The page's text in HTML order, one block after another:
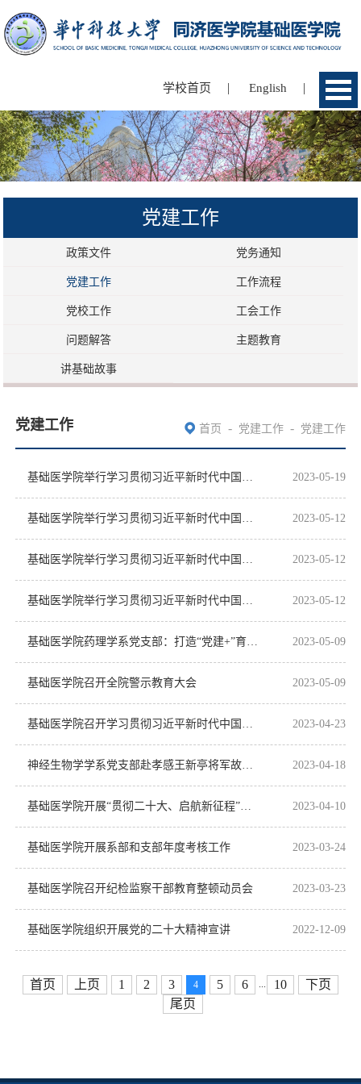
学校首页 | English |
党建工作
政策文件 党务通知
党建工作 工作流程
党校工作 工会工作
问题解答 主题教育
讲基础故事
党建工作 首页 - 党建工作 - 党建工作
2023-05-19
2023-05-12
2023-05-12
2023-05-12
2023-05-09
基础医学院召开全院警示教育大会 2023-05-09
2023-04-23
2023-04-18
2023-04-10
基础医学院开展系部和支部年度考核工作 2023-03-24
基础医学院召开纪检监察干部教育整顿动员会 2023-03-23
基础医学院组织开展党的二十大精神宣讲 2022-12-09
首页 上页 1 2 3 4 5 6 10
下页
尾页